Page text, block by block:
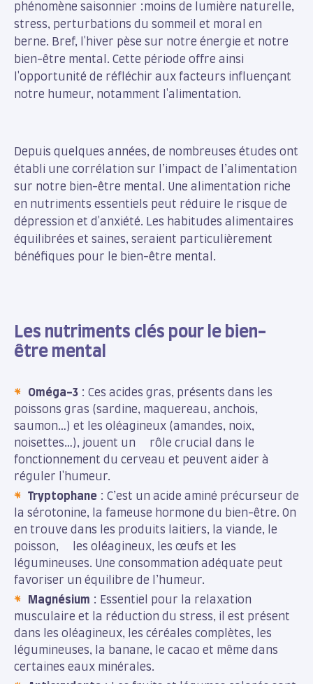
phénomène saisonnier :moins de lumière naturelle,
stress, perturbations du sommeil et moral en
berne. Bref, l'hiver pèse sur notre énergie et notre
bien-être mental. Cette période offre ainsi
l'opportunité de réfléchir aux facteurs influençant
notre humeur, notamment l'alimentation.
Depuis quelques années, de nombreuses études ont
établi une corrélation sur l’impact de l’alimentation
sur notre bien-être mental. Une alimentation riche
en nutriments essentiels peut réduire le risque de
dépression et d'anxiété. Les habitudes alimentaires
équilibrées et saines, seraient particulièrement
bénéfiques pour le bien-être mental.
Les nutriments clés pour le bien-
être mental
Oméga-3 : Ces acides gras, présents dans les
poissons gras (sardine, maquereau, anchois,
saumon…) et les oléagineux (amandes, noix,
noisettes…), jouent un rôle crucial dans le
fonctionnement du cerveau et peuvent aider à
réguler l'humeur.
Tryptophane : C’est un acide aminé précurseur de
la sérotonine, la fameuse hormone du bien-être. On
en trouve dans les produits laitiers, la viande, le
poisson, les oléagineux, les œufs et les
légumineuses. Une consommation adéquate peut
favoriser un équilibre de l’humeur.
Magnésium : Essentiel pour la relaxation
musculaire et la réduction du stress, il est présent
dans les oléagineux, les céréales complètes, les
légumineuses, la banane, le cacao et même dans
certaines eaux minérales.